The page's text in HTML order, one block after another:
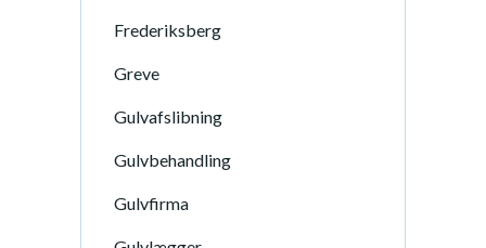
Frederiksberg
Greve
Gulvafslibning
Gulvbehandling
Gulvfirma